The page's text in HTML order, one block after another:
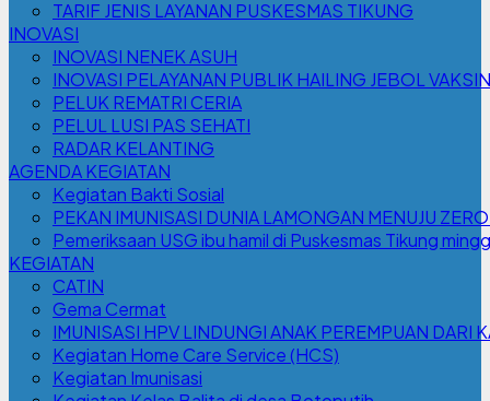
TARIF JENIS LAYANAN PUSKESMAS TIKUNG
INOVASI
INOVASI NENEK ASUH
INOVASI PELAYANAN PUBLIK HAILING JEBOL
PELUK REMATRI CERIA
PELUL LUSI PAS SEHATI
RADAR KELANTING
AGENDA KEGIATAN
Kegiatan Bakti Sosial
PEKAN IMUNISASI DUNIA LAMONGAN MENUJU
Pemeriksaan USG ibu hamil di Puskesmas Tikung
KEGIATAN
CATIN
Gema Cermat
IMUNISASI HPV LINDUNGI ANAK PEREMPUAN DARI
Kegiatan Home Care Service (HCS)
Kegiatan Imunisasi